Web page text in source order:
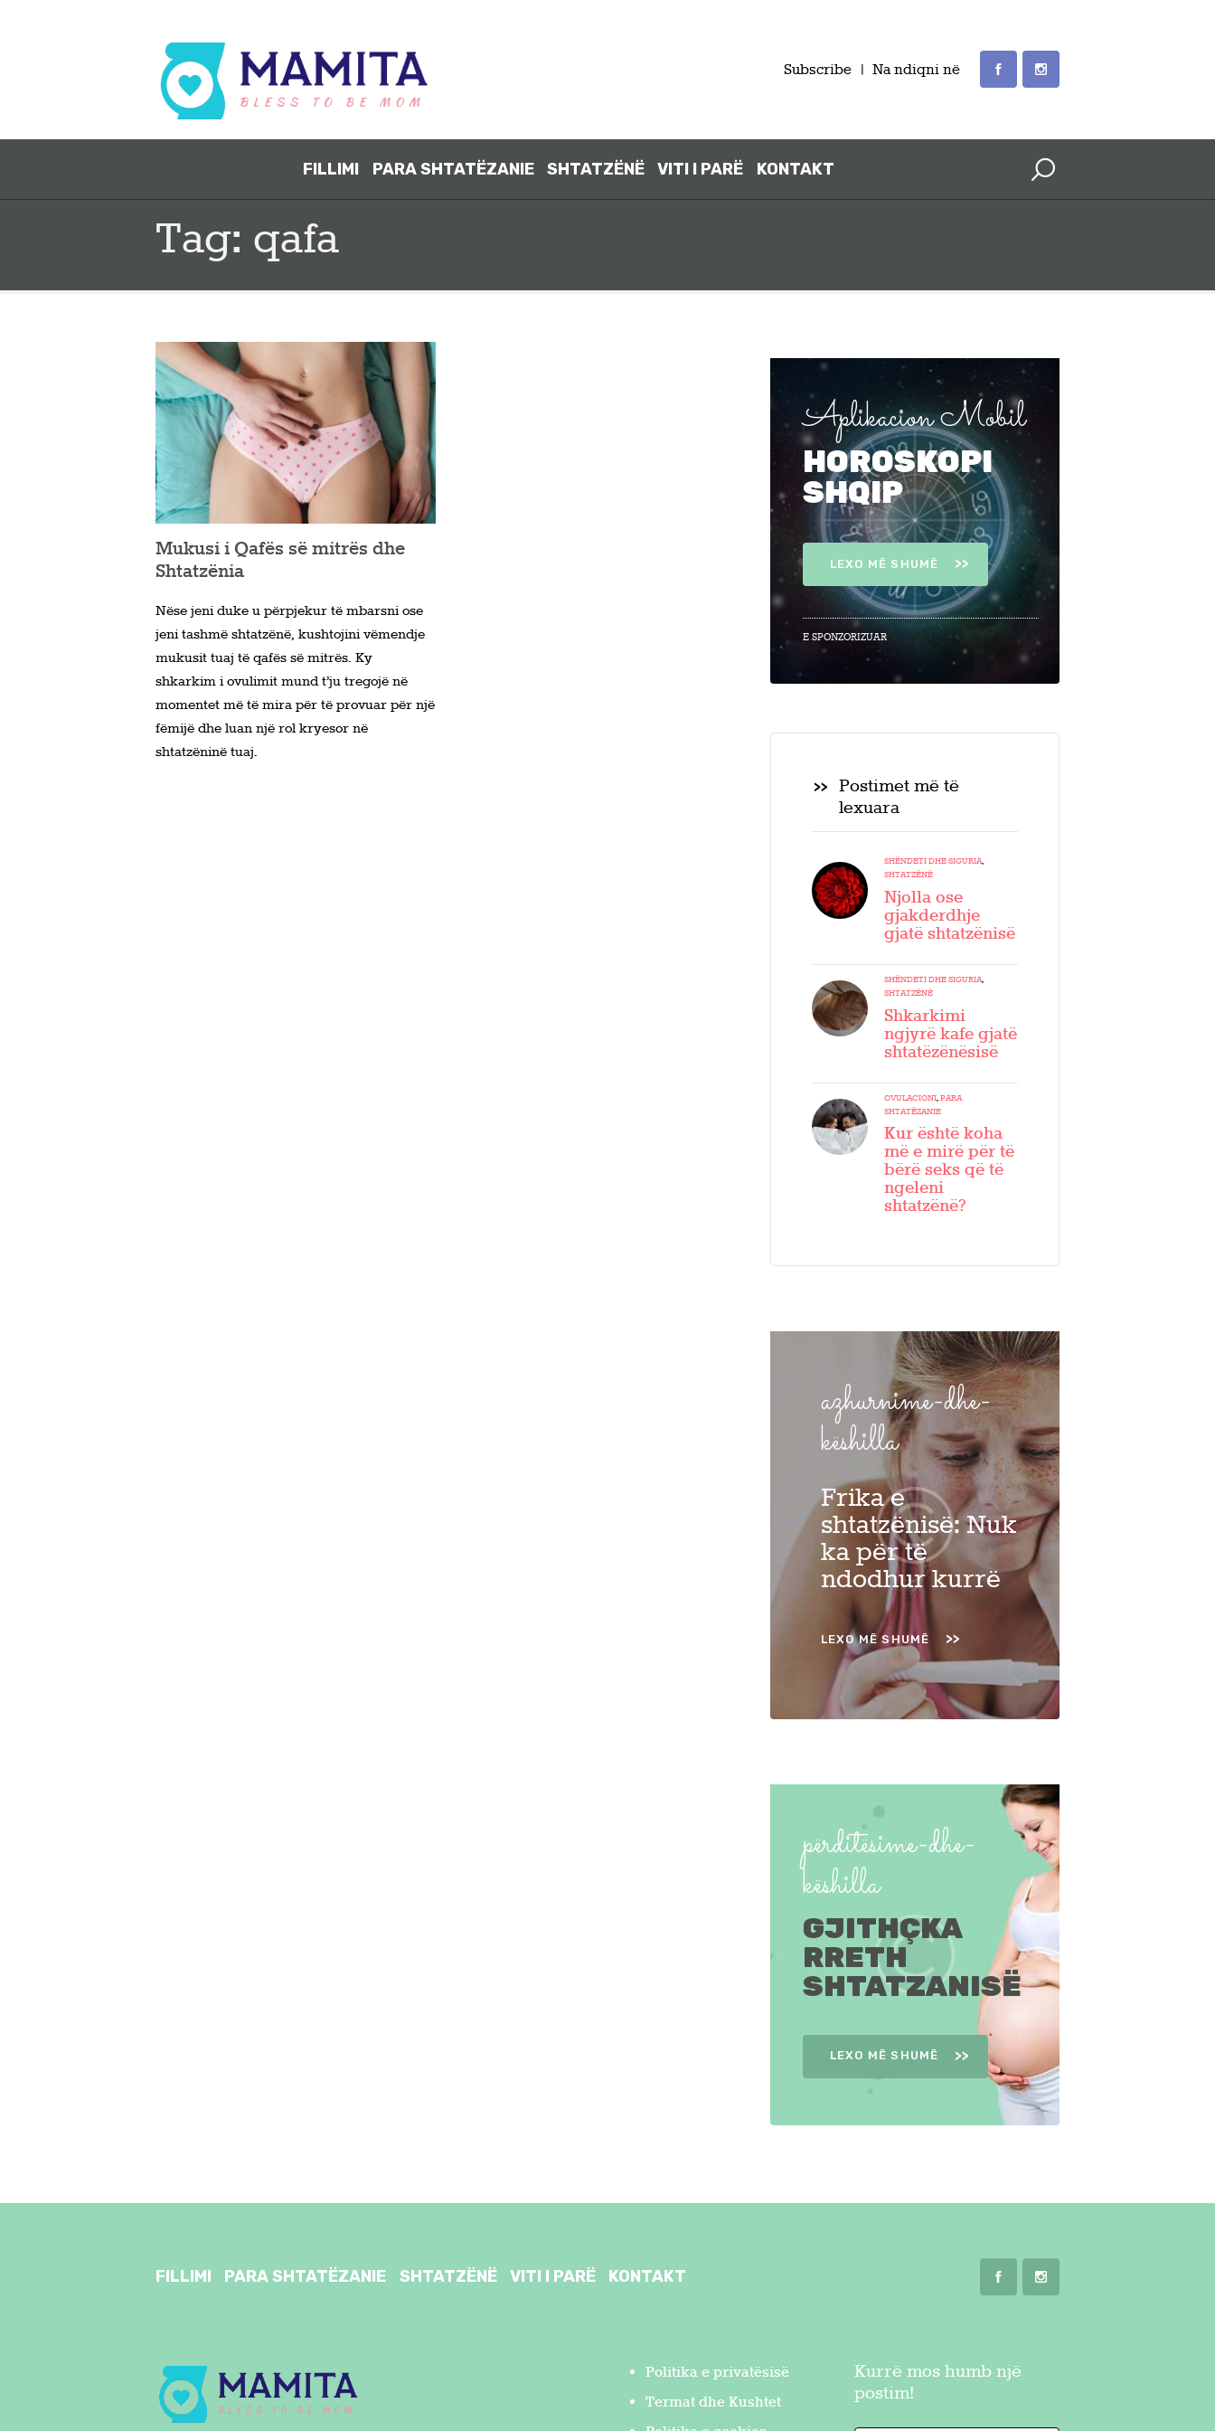
Subscribe Na ndiqni në
FILLIMI PARA SHTATËZANIE SHTATZËNË VITI I PARË KONTAKT
Tag: qafa
SHTATËZANI
E
VITI I PARË
Mukusi i Qafës së mitrës dhe
Shtatzënia
Nëse jeni duke u përpjekur të mbarsni ose
jeni tashmë shtatzënë, kushtojini vëmendje
mukusit tuaj të qafës së mitrës. Ky
shkarkim i ovulimit mund t’ju tregojë në
momentet më të mira për të provuar për një
fëmijë dhe luan një rol kryesor në
shtatzëninë tuaj.
Aplikacion Mobil
HOROSKOPI
SHQIP
LEXO MË SHUMË
E SPONZORIZUAR
Postimet më të
lexuara
SHËNDETI DHE SIGURIA,
SHTATZËNË
Njolla ose
gjakderdhje
gjatë shtatzënisë
SHËNDETI DHE SIGURIA,
SHTATZËNË
Shkarkimi
ngjyrë kafe gjatë
shtatëzënësisë
OVULACIONI,PARA
SHTATËZANIE
Kur është koha
më e mirë për të
bërë seks që të
ngeleni
shtatzënë?
azhurnime-dhe-
këshilla
Frika e
shtatzënisë: Nuk
ka për të
ndodhur kurrë
LEXO MË SHUMË
përditësime-dhe-
këshilla
GJITHÇKA
RRETH
SHTATZANISË
LEXO MË SHUMË
FILLIMI PARA SHTATËZANIE SHTATZËNË VITI I PARË KONTAKT
Politika e privatësisë
Termat dhe Kushtet
Kurrë mos humb një
postim!